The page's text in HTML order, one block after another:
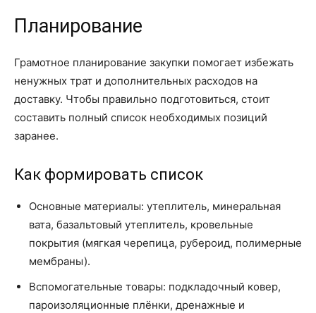
Планирование
Грамотное планирование закупки помогает избежать
ненужных трат и дополнительных расходов на
доставку. Чтобы правильно подготовиться, стоит
составить полный список необходимых позиций
заранее.
Как формировать список
Основные материалы: утеплитель, минеральная
вата, базальтовый утеплитель, кровельные
покрытия (мягкая черепица, рубероид, полимерные
мембраны).
Вспомогательные товары: подкладочный ковер,
пароизоляционные плёнки, дренажные и